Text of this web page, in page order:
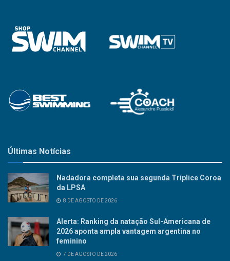
Últimas Notícias
Nadadora completa sua segunda Tríplice Coroa
da LPSA
8 DE AGOSTO DE 2026
Alerta: Ranking da natação Sul-Americana de
2026 aponta ampla vantagem argentina no
feminino
7 DE AGOSTO DE 2026